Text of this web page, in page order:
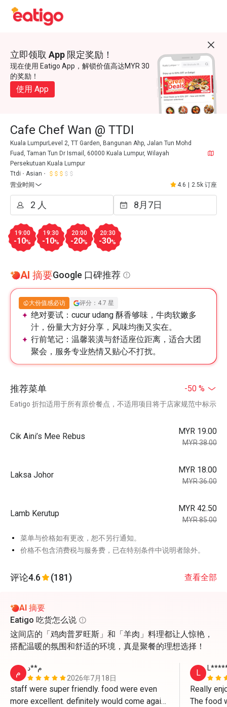
立即领取 App 限定奖励！
现在使用 Eatigo App，解锁价值高达MYR 30
的奖励！
使用 App
Cafe Chef Wan @ TTDI
Kuala LumpurLevel 2, TT Garden, Bangunan Ahp, Jalan Tun Mohd
Fuad, Taman Tun Dr Ismail, 60000 Kuala Lumpur, Wilayah
Persekutuan Kuala Lumpur
Ttdi
Asian
营业时间
4.6 2.5k 订座
19:00
-10%
19:30
-10%
20:00
-20%
20:30
-30%
AI 摘要Google 口碑推荐
大份值感必访 评分：4.7 星
绝对要试： cucur udang 酥香够味，牛肉软嫩多
汁，份量大方好分享，风味均衡又实在。
行前笔记： 温馨装潢与舒适座位距离，适合大团
聚会，服务专业热情又贴心不打扰。
推荐菜单 -50 %
Eatigo 折扣适用于所有原价餐点，不适用项目将于店家规范中标示
Cik Aini’s Mee Rebus
MYR 19.00
MYR 38.00
Laksa Johor
MYR 18.00
MYR 36.00
Lamb Kerutup
MYR 42.50
MYR 85.00
菜单与价格如有更改，恕不另行通知。
价格不包含消费税与服务费，已在特别条件中说明者除外。
评论4.6 (181) 查看全部
AI 摘要
Eatigo 吃货怎么说
这间店的「鸡肉普罗旺斯」和「羊肉」料理都让人惊艳，
搭配温暖的氛围和舒适的环境，真是聚餐的理想选择！
م
م**د
2026年7月18日
staff were super friendly. food were even
more excellent. definitely would come again.
L
Really
The food